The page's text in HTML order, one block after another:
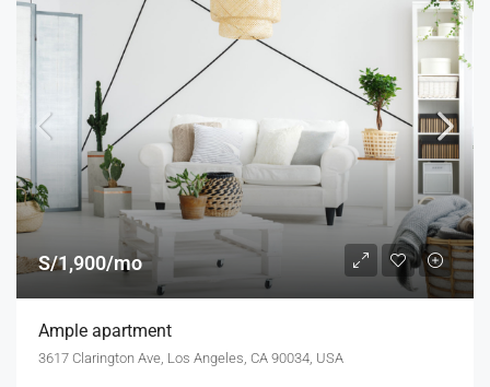
S/1,900/mo
Ample apartment
3617 Clarington Ave, Los Angeles, CA 90034, USA